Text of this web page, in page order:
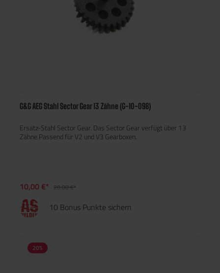
G&G AEG Stahl Sector Gear 13 Zähne (G-10-098)
Ersatz-Stahl Sector Gear. Das Sector Gear verfügt über 13
Zähne.Passend für V2 und V3 Gearboxen.
10,00 €* 20,00 €*
10 Bonus Punkte sichern
20%